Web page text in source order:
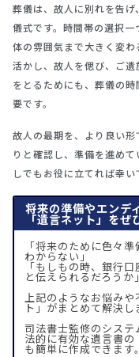
葬儀は、故人に別れを告
儀式です。時間帯の選択
体の雰囲気まで大きく変
活かし、故人を偲び、ご
をとるためにも、葬儀の
要です。
故人の最期を、より良い
りと確認し、準備を進め
しでもお役に立てれば幸い
将来の準備やエンデ
「遺言ネット」をぜ
「将来のために色々
わからない」
「もしもの時、銀行
と伝えられるだろうか
上記のようなお悩み
ト」がまとめて解決し
司法書士監修のシステ
法的に有効な遺言書
も簡単に作成できます。